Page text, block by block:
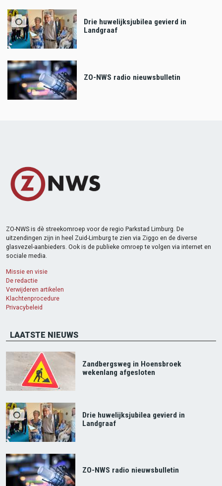
Drie huwelijksjubilea gevierd in
Landgraaf
ZO-NWS radio nieuwsbulletin
ZO-NWS is dè streekomroep voor de regio Parkstad Limburg. De
uitzendingen zijn in heel Zuid-Limburg te zien via Ziggo en de diverse
glasvezel-aanbieders. Ook is de publieke omroep te volgen via internet en
sociale media.
Missie en visie
De redactie
Verwijderen artikelen
Klachtenprocedure
Privacybeleid
LAATSTE NIEUWS
Zandbergsweg in Hoensbroek
wekenlang afgesloten
Drie huwelijksjubilea gevierd in
Landgraaf
ZO-NWS radio nieuwsbulletin